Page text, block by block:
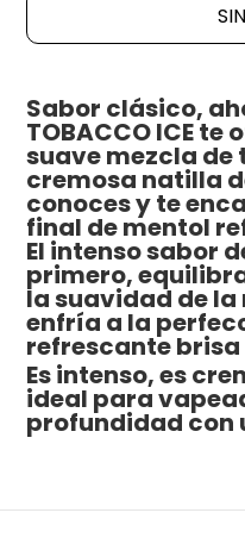
Sabor clásico,
TOBACCO ICE
suave mezcla
cremosa natilla
conoces y te
final de mentol
El intenso sabor
primero,
la suavidad de
enfría a la
refrescante
Es intenso, es
ideal para
profundidad con